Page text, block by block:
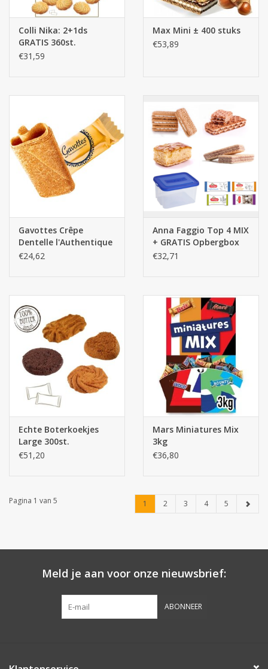
Colli Nika: 2+1ds
GRATIS 360st.
€31,59
Max Mini ± 400 stuks
€53,89
Gavottes Crêpe
Dentelle l'Authentique
200st.
€24,62
Anna Faggio Top 4 MIX
+ GRATIS Opbergbox
€32,71
Echte Boterkoekjes
Large 300st.
€51,20
Mars Miniatures Mix
3kg
€36,80
Pagina 1 van 5 1 2 3 4 5
Meld je aan voor onze nieuwsbrief:
ABONNEER